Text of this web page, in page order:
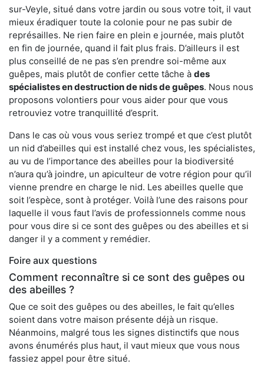
sur-Veyle, situé dans votre jardin ou sous votre toit, il vaut
mieux éradiquer toute la colonie pour ne pas subir de
représailles. Ne rien faire en plein e journée, mais plutôt
en fin de journée, quand il fait plus frais. D’ailleurs il est
plus conseillé de ne pas s’en prendre soi-même aux
guêpes, mais plutôt de confier cette tâche à des
spécialistes en destruction de nids de guêpes. Nous nous
proposons volontiers pour vous aider pour que vous
retrouviez votre tranquillité d’esprit.
Dans le cas où vous vous seriez trompé et que c’est plutôt
un nid d’abeilles qui est installé chez vous, les spécialistes,
au vu de l’importance des abeilles pour la biodiversité
n’aura qu’à joindre, un apiculteur de votre région pour qu’il
vienne prendre en charge le nid. Les abeilles quelle que
soit l’espèce, sont à protéger. Voilà l’une des raisons pour
laquelle il vous faut l’avis de professionnels comme nous
pour vous dire si ce sont des guêpes ou des abeilles et si
danger il y a comment y remédier.
Foire aux questions
Comment reconnaître si ce sont des guêpes ou
des abeilles ?
Que ce soit des guêpes ou des abeilles, le fait qu’elles
soient dans votre maison présente déjà un risque.
Néanmoins, malgré tous les signes distinctifs que nous
avons énumérés plus haut, il vaut mieux que vous nous
fassiez appel pour être situé.